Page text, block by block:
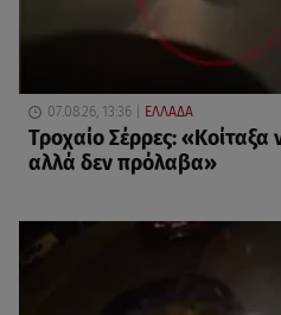
07.08.26, 13:36 ΕΛΛΑΔΑ
Τροχαίο Σέρρες:
αλλά δεν πρόλαβα»